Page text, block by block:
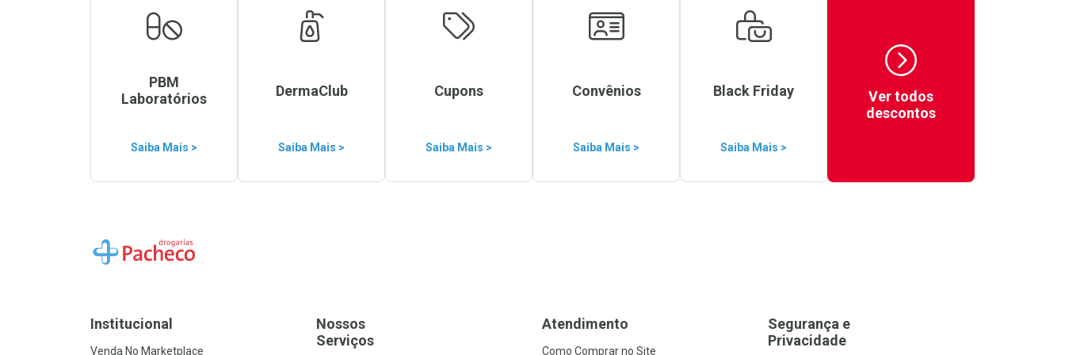
PBM
Laboratórios
Saiba Mais >
DermaClub
Saiba Mais >
Cupons
Saiba Mais >
Convênios
Saiba Mais >
Black Friday
Saiba Mais >
Ver todos
descontos
Ir para a Home
Institucional
Venda No Marketplace
Nossos
Serviços
Atendimento
Como Comprar no Site
Segurança e
Privacidade